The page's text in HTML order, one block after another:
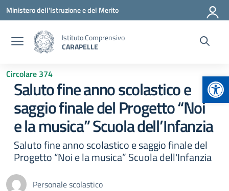
Vai ai contenuti
Vai al menu di navigazione
Vai al footer
Ministero dell'Istruzione e del Merito
Istituto Comprensivo
CARAPELLE
Circolare 374
Saluto fine anno scolastico e
saggio finale del Progetto “Noi
e la musica” Scuola dell’Infanzia
Saluto fine anno scolastico e saggio finale del
Progetto “Noi e la musica” Scuola dell'Infanzia
Personale scolastico